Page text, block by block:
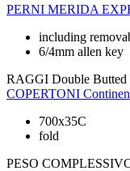
PERNI MERIDA
including
6/4mm allen key
RAGGI Double Butted
COPERTONI
700x35C
fold
PESO